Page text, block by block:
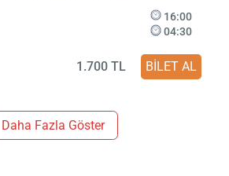
16:00
04:30
1.700 TL BİLET AL
Daha Fazla Göster